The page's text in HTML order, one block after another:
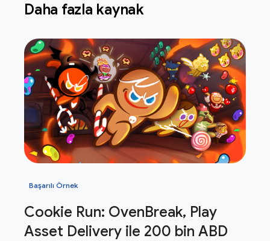
Daha fazla kaynak
Başarılı Örnek
Cookie Run: OvenBreak, Play
Asset Delivery ile 200 bin ABD